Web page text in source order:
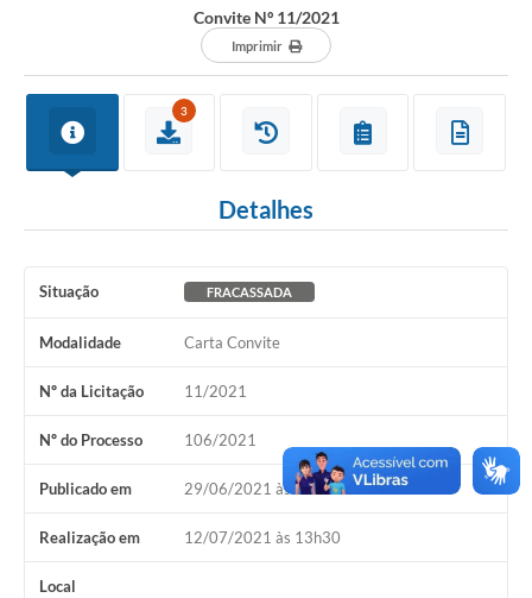
Convite Nº 11/2021
Imprimir
3
Detalhes
Situação FRACASSADA
Modalidade Carta Convite
Nº da Licitação 11/2021
Nº do Processo 106/2021
Publicado em 29/06/2021 às 09h00
Realização em 12/07/2021 às 13h30
Local